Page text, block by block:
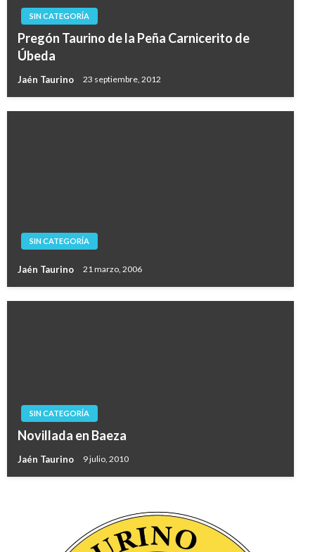
SIN CATEGORÍA
Pregón Taurino de la Peña Carnicerito de
Úbeda
Jaén Taurino 23 septiembre, 2012
SIN CATEGORÍA
Jaén Taurino 21 marzo, 2006
SIN CATEGORÍA
Novillada en Baeza
Jaén Taurino 9 julio, 2010